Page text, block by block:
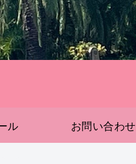
ル お問い合わせ